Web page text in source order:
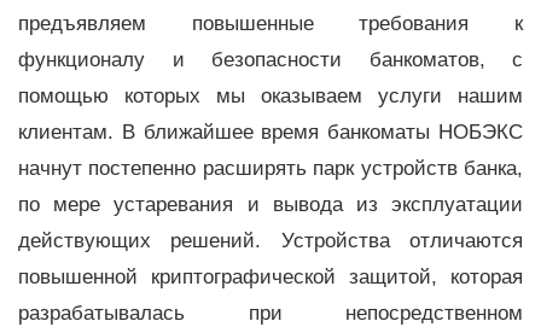
предъявляем повышенные требования к
функционалу и безопасности банкоматов, с
помощью которых мы оказываем услуги нашим
клиентам. В ближайшее время банкоматы НОБЭКС
начнут постепенно расширять парк устройств банка,
по мере устаревания и вывода из эксплуатации
действующих решений. Устройства отличаются
повышенной криптографической защитой, которая
разрабатывалась при непосредственном